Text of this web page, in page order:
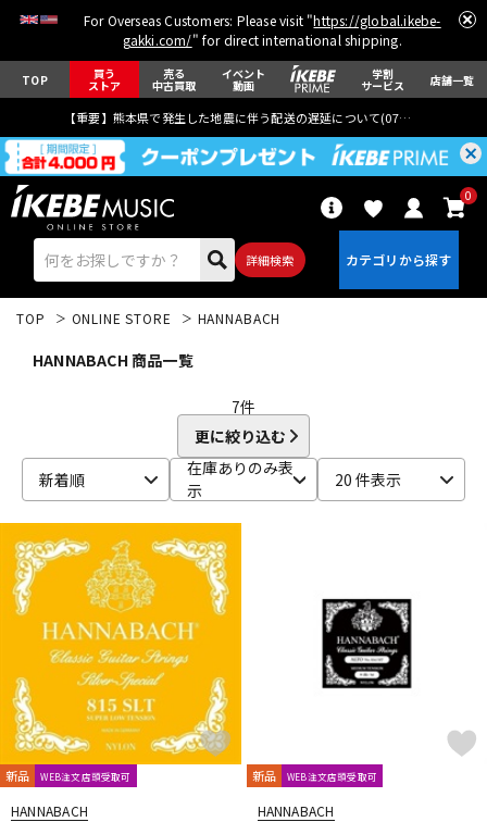
For Overseas Customers: Please visit "https://global.ikebe-
gakki.com/" for direct international shipping.
TOP 買う
ストア
売る
中古買取
イベント
動画
学割
サービス 店舗一覧
【重要】熊本県で発生した地震に伴う配送の遅延について(07月29日
詳細検索
0
ベース
ドラム パーカッション
キーボード 電子ピアノ
管楽器
TOP ONLINE STORE HANNABACH
HANNABACH 商品一覧
7件
更に絞り込む
新着順
在庫ありのみ表
示
20 件表示
新品 WEB注文店頭受取可
HANNABACH
新品 WEB注文店頭受取可
HANNABACH